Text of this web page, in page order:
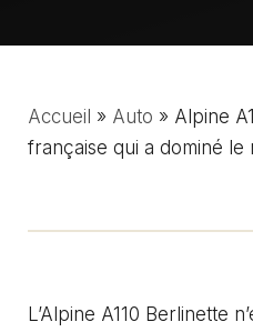
Accueil » Auto » Alpine
française qui a dominé le
L’Alpine A110 Berlinette